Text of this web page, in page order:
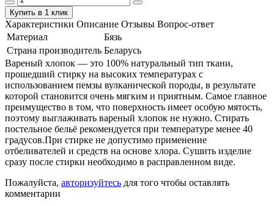
Купить в 1 клик
Характеристики Описание Отзывы Вопрос-ответ
Материал
Бязь
Страна производитель Беларусь
Вареный хлопок — это 100% натуральный тип ткани,
прошедший стирку на высоких температурах с
использованием пемзы вулканической породы, в результате
которой становится очень мягким и приятным. Самое главное
преимущество в том, что поверхность имеет особую мятость,
поэтому выглаживать вареный хлопок не нужно. Стирать
постельное бельё рекомендуется при температуре менее 40
градусов.При стирке не допустимо применение
отбеливателей и средств на основе хлора. Сушить изделие
сразу после стирки необходимо в расправленном виде.
Пожалуйста, авторизуйтесь для того чтобы оставлять
комментарии